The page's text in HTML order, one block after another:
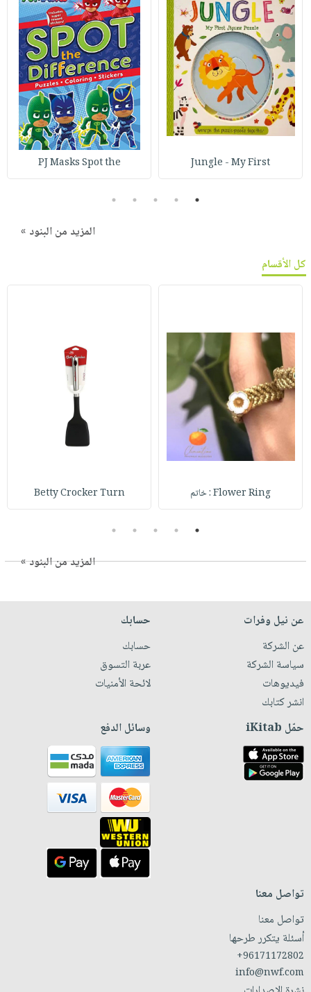
Jungle - My First
PJ Masks Spot the
1
2
3
4
5
المزيد من البنود »
كل الأقسام
Flower Ring : خاتم Betty Crocker Turn
1
2
3
4
5
المزيد من البنود »
عن نيل وفرات
عن الشركة
سياسة الشركة
فيديوهات
انشر كتابك
حسابك
حسابك
عربة التسوق
لائحة الأمنيات
حمّل iKitab وسائل الدفع
تواصل معنا
تواصل معنا
أسئلة يتكرر طرحها
+96171172802
info@nwf.com